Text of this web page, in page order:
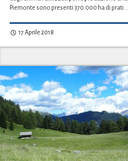
Piemonte sono presenti 370.000 ha di prati…
17 Aprile 2018